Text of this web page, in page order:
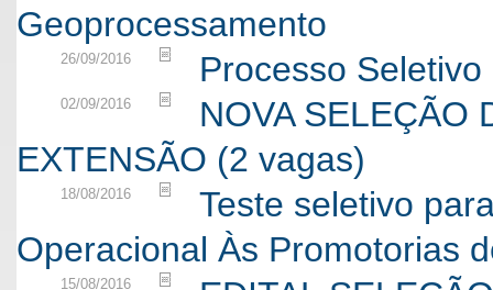
Geoprocessamento
26/09/2016 Processo
02/09/2016
NOVA SELEÇÃO
EXTENSÃO (2 vagas)
18/08/2016
Teste seletivo
Operacional Às Promotorias
15/08/2016